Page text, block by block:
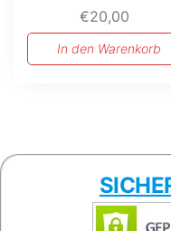
€20,00
In den Warenkorb